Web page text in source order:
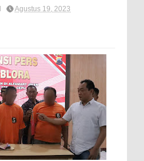
Agustus 19, 2023